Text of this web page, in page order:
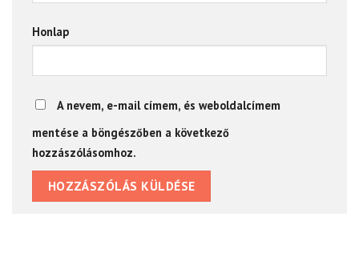
Honlap
A nevem, e-mail címem, és weboldalcímem
mentése a böngészőben a következő
hozzászólásomhoz.